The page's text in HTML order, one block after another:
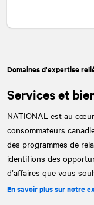
Domaines d'expertise
Services et
NATIONAL est au
consommateurs
des programmes de
identifions des
d’affaires que vous
En savoir plus sur notre